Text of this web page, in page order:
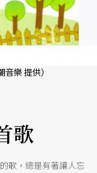
樂 提供）
歌
歌，總是有著讓人忘